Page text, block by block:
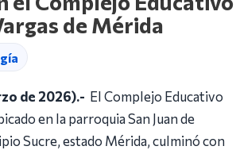
de Mérida
de 2026).- El Complejo Educativo
en la parroquia San Juan de
Sucre, estado Mérida, culminó con